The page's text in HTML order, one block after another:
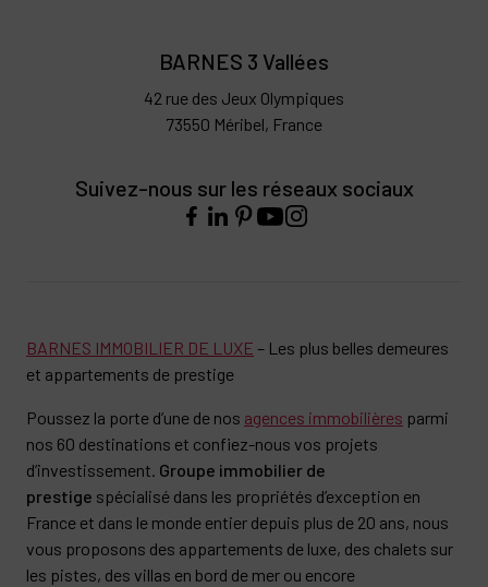
BARNES 3 Vallées
42 rue des Jeux Olympiques
73550 Méribel, France
Suivez-nous sur les réseaux sociaux
BARNES IMMOBILIER DE LUXE – Les plus belles demeures
et appartements de prestige
Poussez la porte d’une de nos agences immobilières parmi
nos 60 destinations et confiez-nous vos projets
d’investissement. Groupe immobilier de
prestige spécialisé dans les propriétés d’exception en
France et dans le monde entier depuis plus de 20 ans, nous
vous proposons des appartements de luxe, des chalets sur
les pistes, des villas en bord de mer ou encore